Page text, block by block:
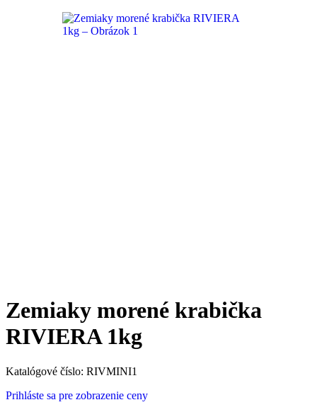
Zemiaky morené krabička
RIVIERA 1kg
Katalógové číslo: RIVMINI1
Prihláste sa pre zobrazenie ceny